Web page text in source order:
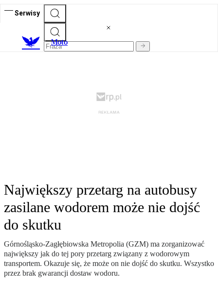
Serwisy
Moto
Największy przetarg na autobusy
zasilane wodorem może nie dojść
do skutku
Górnośląsko-Zagłębiowska Metropolia (GZM) ma zorganizować
największy jak do tej pory przetarg związany z wodorowym
transportem. Okazuje się, że może on nie dojść do skutku. Wszystko
przez brak gwarancji dostaw wodoru.